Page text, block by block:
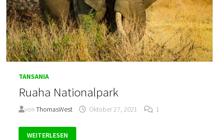
TANSANIA
Ruaha Nationalpark
vonThomasWest Oktober 27, 2021 1
NATIONALPARK
WEITERLESEN